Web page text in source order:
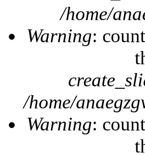
/home/
Warning:
/home/
Warning: